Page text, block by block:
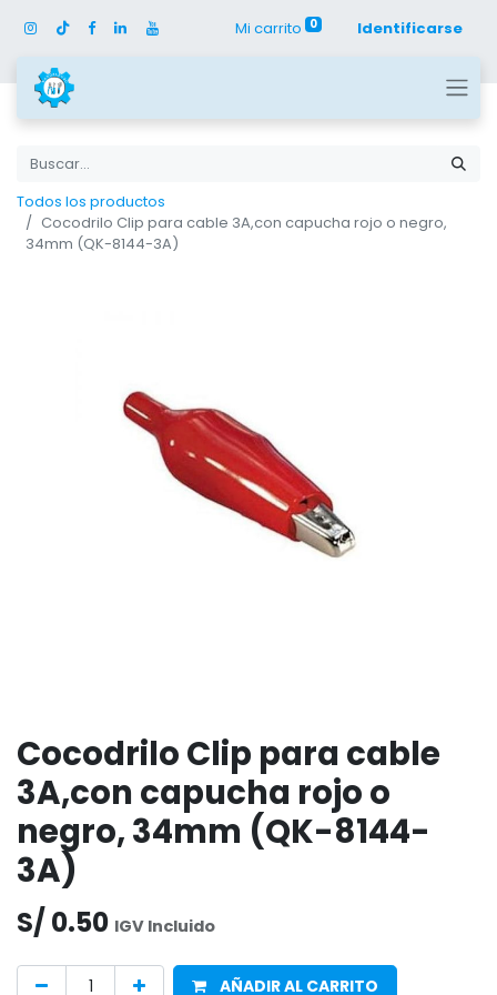
Mi carrito 0 Identificarse
Todos los productos
Cocodrilo Clip para cable 3A,con capucha rojo o negro,
34mm (QK-8144-3A)
Cocodrilo Clip para cable
3A,con capucha rojo o
negro, 34mm (QK-8144-
3A)
S/ 0.50 IGV Incluido
AÑADIR AL CARRITO